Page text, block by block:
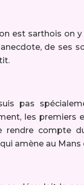
est sarthois on
de ses
pas
les premiers
rendre compte
amène au